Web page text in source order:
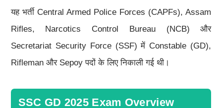
यह भर्ती Central Armed Police Forces (CAPFs), Assam
Rifles, Narcotics Control Bureau (NCB) और
Secretariat Security Force (SSF) में Constable (GD),
Rifleman और Sepoy पदों के लिए निकाली गई थी।
SSC GD 2025 Exam Overview